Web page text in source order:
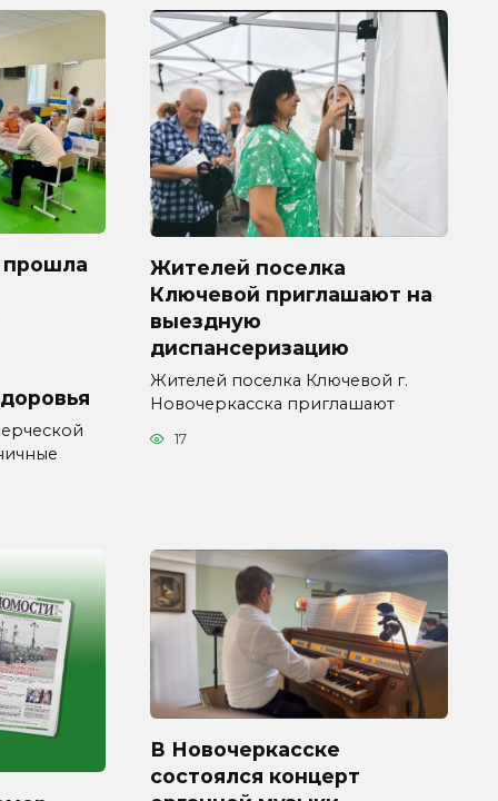
прошла
Жителей поселка
Ключевой приглашают на
выездную
диспансеризацию
Жителей поселка Ключевой г.
Новочеркасска приглашают
17
В Новочеркасске
состоялся концерт